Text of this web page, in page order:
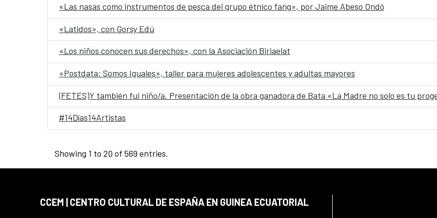
«Las nasas como instrumentos de pesca del grupo étnico fang», por Jaime Abeso Ondó
«Latidos», con Gorsy Edú
«Los niños conocen sus derechos», con la Asociación Biriaelat
«Postdata: Somos Iguales», taller para mujeres adolescentes y adultas mayores
(FETES)Y también fui niño/a. Presentación de la obra ganadora de Bata «La Madre no solo es tu
#14Días14Artistas
Showing 1 to 20 of 569 entries.
CCEM | CENTRO CULTURAL DE ESPAÑA EN GUINEA ECUATORIAL